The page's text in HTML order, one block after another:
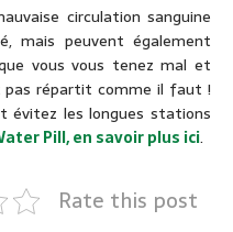
circulation sanguine
mais peuvent également
vous vous tenez mal et
pas répartit comme il faut !
évitez les longues stations
Pill, en savoir plus ici.
Rate this post